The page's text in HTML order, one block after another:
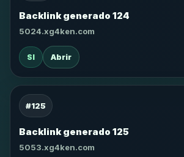
Backlink generado 124
5024.xg4ken.com
SI Abrir
#125
Backlink generado 125
5053.xg4ken.com